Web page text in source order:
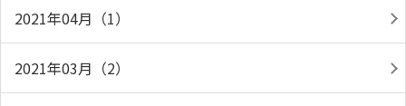
2021年04月（1）
2021年03月（2）